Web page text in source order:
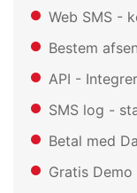
Web SMS -
Bestem
API -
SMS log -
Betal med
Gratis